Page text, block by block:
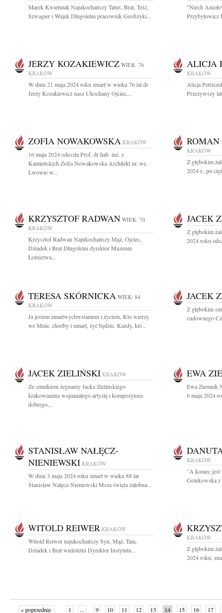
Marek Kwietniak Najukochańszy Tatuś, Brat, Teść,
Szwagier i Wujek Długoletni pracownik Geofizyki...
"Niech
Przybyłowicz
JERZY KOZAKIEWICZ WIEK: 76
KRAKÓW
W dniu 21 maja 2024 roku zmarł w wieku 76 lat dr
Jerzy Kozakiewicz nasz Ukochany Ojciec,...
ALICJA
KRAKÓW
Alicja
Przeżywszy
ZOFIA NOWAKOWSKA KRAKÓW
16 maja 2024 odeszła Prof. dr hab. inż. z
Kamieńskich Zofia Nowakowska Architekt ur. we
Lwowie w...
ROMAN
KRAKÓW
Z głębokim
2024 r., po
KRZYSZTOF RADWAN WIEK: 70
KRAKÓW
Krzysztof Radwan Najukochańszy Mąż, Ojciec,
Dziadek i Brat Długoletni dyrektor Muzeum
Lotnictwa...
JACEK
Z głębokim
2024 roku
TERESA SKÓRNICKA WIEK: 84
KRAKÓW
Ja jestem zmartwychwstaniem i życiem, Kto wierzy
we Mnie, choćby i umarł, żyć będzie. Każdy, kto...
JACEK
Z głębokim
cudownego
JACEK ZIELIŃSKI KRAKÓW
Ze smutkiem żegnamy Jacka Zielińskiego
krakowianina wspaniałego artystę i kompozytora
dobrego,...
EWA
Ewa Ziemnik
6 maja 2024
STANISŁAW NAŁĘCZ-
NIENIEWSKI KRAKÓW
W dniu 3 maja 2024 roku zmarł w wieku 88 lat
Stanisław Nałęcz-Nieniewski Msza święta żałobna...
KRAKÓW
"A koniec jest
Golekowska
WITOLD REIWER KRAKÓW
Witold Reiwer najukochańszy Syn, Mąż, Tata,
Dziadek i Brat wieloletni Dyrektor Instytutu...
KRAKÓW
Z głębokim
2024 roku,
« poprzednie 1 ... 9 10 11 12 13 14 15 16 17